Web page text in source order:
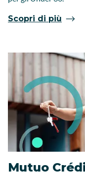
Scopri di più
Mutuo